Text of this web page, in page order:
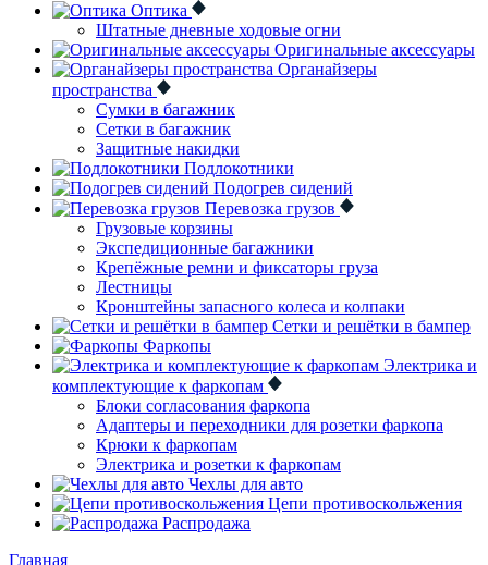
Оптика
Штатные дневные ходовые огни
Оригинальные аксессуары
Органайзеры
пространства
Сумки в багажник
Сетки в багажник
Защитные накидки
Подлокотники
Подогрев сидений
Перевозка грузов
Грузовые корзины
Экспедиционные багажники
Крепёжные ремни и фиксаторы груза
Лестницы
Кронштейны запасного колеса и колпаки
Сетки и решётки в бампер
Фаркопы
Электрика и
комплектующие к фаркопам
Блоки согласования фаркопа
Адаптеры и переходники для розетки фаркопа
Крюки к фаркопам
Электрика и розетки к фаркопам
Чехлы для авто
Цепи противоскольжения
Распродажа
Главная